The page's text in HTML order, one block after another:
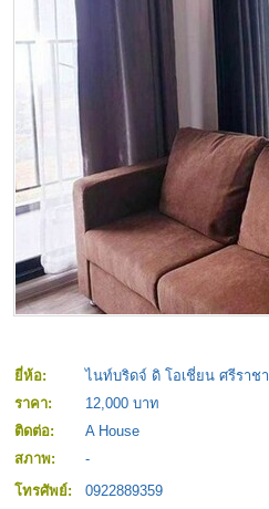
ยี่ห้อ: ไนท์บริดจ์ ดิ โอเชี่ยน ศรีราชา
ราคา:
12,000 บาท
ติดต่อ:
A House
สภาพ:
-
โทรศัพย์:
0922889359